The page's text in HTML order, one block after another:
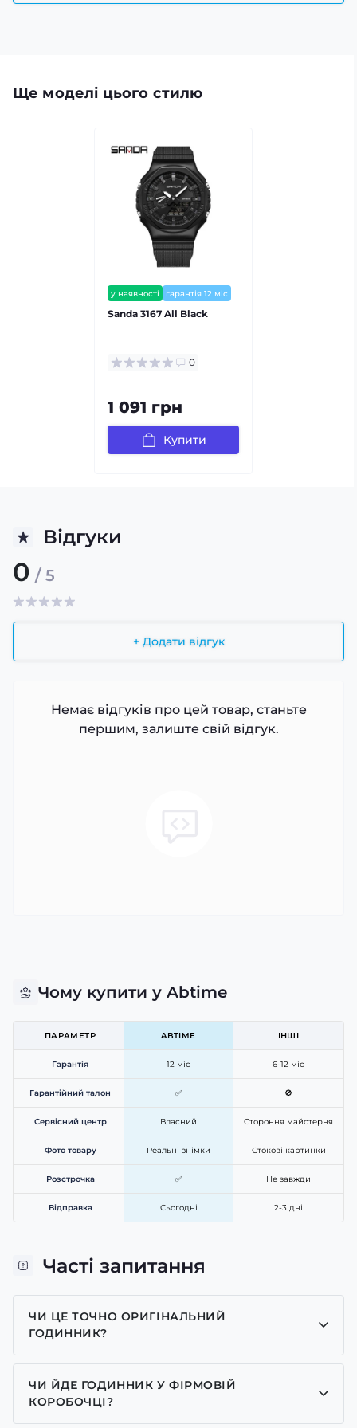
Ще моделі цього стилю
у наявності
гарантія 12 міс
залишилось мало
Sanda 3167 All Black
0
1 091 грн
Купити
Відгуки
0 / 5
+ Додати відгук
Немає відгуків про цей товар, станьте
першим, залиште свій відгук.
Чому купити у Abtime
ПАРАМЕТР ABTIME ІНШІ
Гарантія 12 міс 6-12 міс
Гарантійний талон ✅ 🚫
Сервісний центр Власний Стороння майстерня
Фото товару Реальні знімки Стокові картинки
Розстрочка ✅ Не завжди
Відправка Сьогодні 2-3 дні
Часті запитання
ЧИ ЦЕ ТОЧНО ОРИГІНАЛЬНИЙ
ГОДИННИК?
Так, усі годинники у нас лише оригінальні, ми є
представником багатьох брендів.
ЧИ ЙДЕ ГОДИННИК У ФІРМОВІЙ
КОРОБОЧЦІ?